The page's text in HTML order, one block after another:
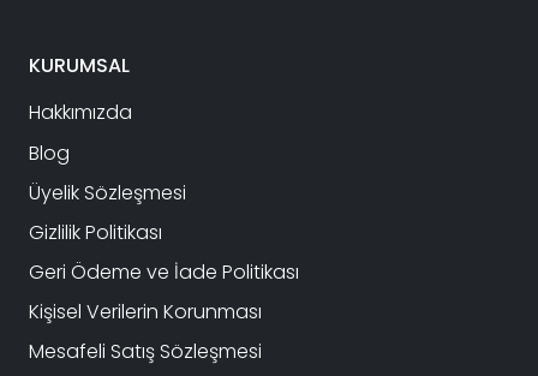
KURUMSAL
Hakkımızda
Blog
Üyelik Sözleşmesi
Gizlilik Politikası
Geri Ödeme ve İade Politikası
Kişisel Verilerin Korunması
Mesafeli Satış Sözleşmesi